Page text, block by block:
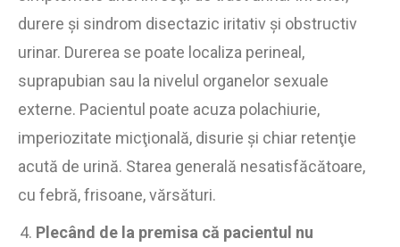
durere şi sindrom disectazic iritativ şi obstructiv
urinar. Durerea se poate localiza perineal,
suprapubian sau la nivelul organelor sexuale
externe. Pacientul poate acuza polachiurie,
imperiozitate micţională, disurie şi chiar retenţie
acută de urină. Starea generală nesatisfăcătoare,
cu febră, frisoane, vărsături.
Plecând de la premisa că pacientul nu